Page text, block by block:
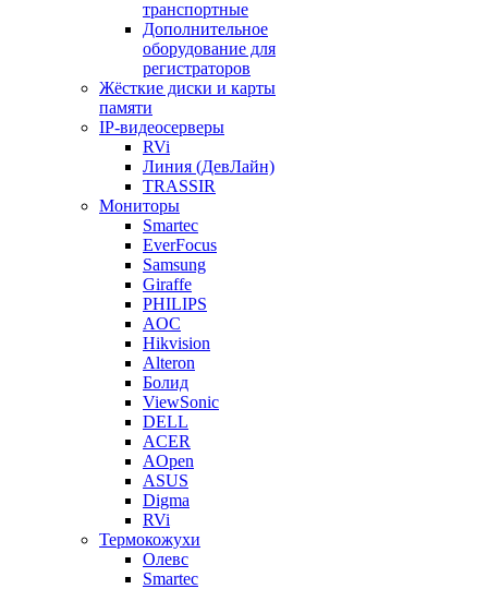
транспортные
Дополнительное
оборудование для
регистраторов
Жёсткие диски и карты
памяти
IP-видеосерверы
RVi
Линия (ДевЛайн)
TRASSIR
Мониторы
Smartec
EverFocus
Samsung
Giraffe
PHILIPS
AOC
Hikvision
Alteron
Болид
ViewSonic
DELL
ACER
AOpen
ASUS
Digma
RVi
Термокожухи
Олевс
Smartec